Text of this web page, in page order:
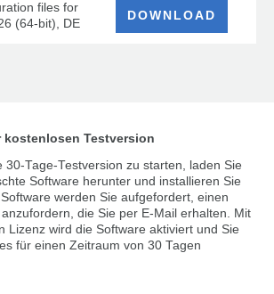
files for
(64-bit), DE
DOWNLOAD
kostenlosen Testversion
30-Tage-Testversion zu starten, laden Sie
Software herunter und installieren Sie
werden Sie aufgefordert, einen
die Sie per E-Mail erhalten. Mit
Lizenz wird die Software aktiviert und Sie
für einen Zeitraum von 30 Tagen